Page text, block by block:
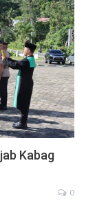
Kabag
0